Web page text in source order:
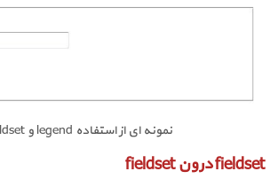
نمونه ای از استفاده وlegend
fieldset درون fieldset